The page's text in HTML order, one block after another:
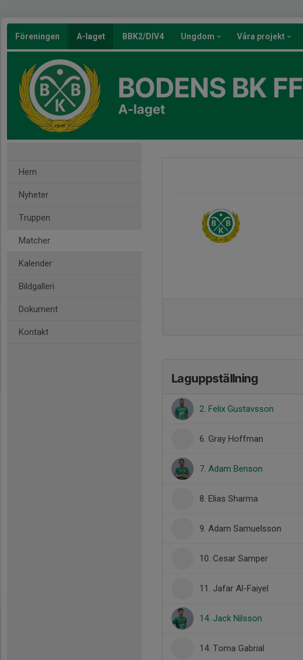
Föreningen A-laget BBK2/DIV4 Ungdom Våra projekt
BODENS BK FF
A-laget
Hem
Nyheter
Truppen
Matcher
Kalender
Bildgalleri
Dokument
Kontakt
Laguppställning
2. Felix Gustavsson
6. Gray Hoffman
7. Adam Benson
8. Elias Sharma
9. Adam Samuelsson
10. Cesar Samper
11. Jafar Al-Faiyel
14. Jack Nilsson
14. Toma Gabrial